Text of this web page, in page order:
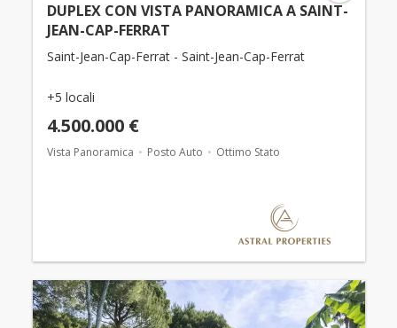
DUPLEX CON VISTA PANORAMICA A SAINT-
JEAN-CAP-FERRAT
Saint-Jean-Cap-Ferrat - Saint-Jean-Cap-Ferrat
+5 locali
4.500.000 €
Vista Panoramica Posto Auto Ottimo Stato